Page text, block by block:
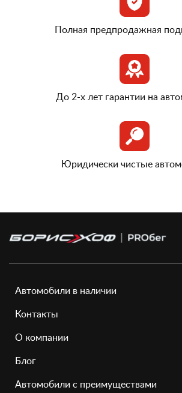
Полная предпродажная
До 2-х лет гарантии на
Юридически чистые
Автомобили в наличии
Контакты
О компании
Блог
Автомобили с преимуществами